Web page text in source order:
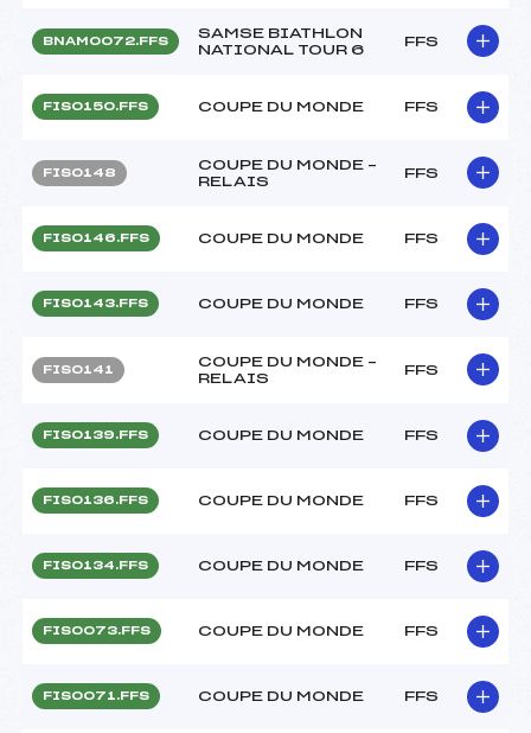
BNAM0072.FFS
SAMSE BIATHLON
NATIONAL TOUR 6
FFS
FIS0150.FFS COUPE DU MONDE FFS
FIS0148
COUPE DU MONDE –
RELAIS
FFS
FIS0146.FFS COUPE DU MONDE FFS
FIS0143.FFS COUPE DU MONDE FFS
FIS0141
COUPE DU MONDE –
RELAIS
FFS
FIS0139.FFS COUPE DU MONDE FFS
FIS0136.FFS COUPE DU MONDE FFS
FIS0134.FFS COUPE DU MONDE FFS
FIS0073.FFS COUPE DU MONDE FFS
FIS0071.FFS COUPE DU MONDE FFS